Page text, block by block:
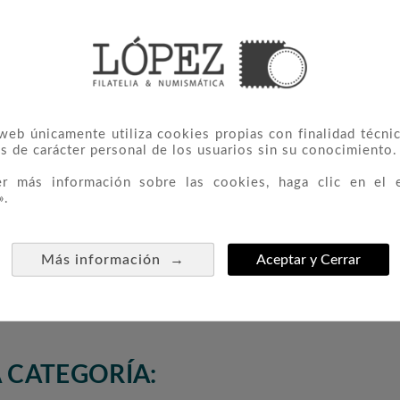
únicamente utiliza cookies propias con finalidad
de carácter personal de los usuarios sin su conocimiento.
más información sobre las cookies, haga clic en el
Más información → Aceptar y Cerrar

4267 Campeones Del
Mundo Baloncesto
4284